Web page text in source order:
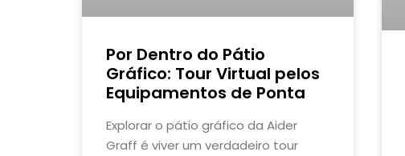
Por Dentro do Pátio
Gráfico: Tour Virtual pelos
Equipamentos de Ponta
Explorar o pátio gráfico da Aider
Graff é viver um verdadeiro tour